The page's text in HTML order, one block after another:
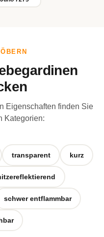
Eigenschaften finden Sie
Kategorien:
transparent kurz
schwer entflammbar